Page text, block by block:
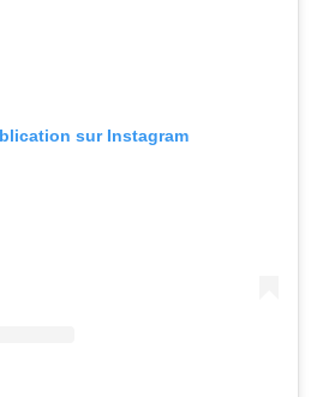
sur Instagram